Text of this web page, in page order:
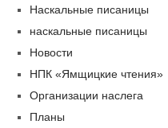
Наскальные писаницы
наскальные писаницы
Новости
НПК «Ямщицкие чтения»
Организации наслега
Планы